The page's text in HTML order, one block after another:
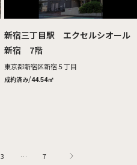
新宿三丁目駅 エクセルシオール
新宿 7階
東京都新宿区新宿５丁目
成約済み/44.54㎡
3 … 7